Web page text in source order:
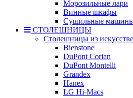
Морозильные лари
Винные шкафы
Сушильные
СТОЛЕШНИЦЫ
Столешницы из
Bienstone
DuPont Corian
DuPont Montelli
Grandex
Hanex
LG Hi-Macs